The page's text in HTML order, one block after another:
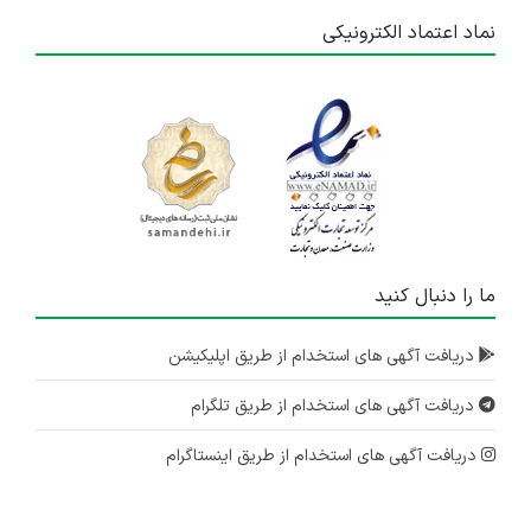
نماد اعتماد الکترونیکی
ما را دنبال کنید
دریافت آگهی های استخدام از طریق اپلیکیشن
دریافت آگهی های استخدام از طریق تلگرام
دریافت آگهی های استخدام از طریق اینستاگرام